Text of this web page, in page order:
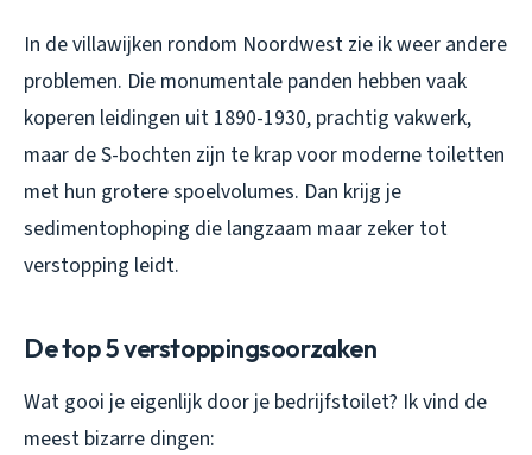
In de villawijken rondom Noordwest zie ik weer andere
problemen. Die monumentale panden hebben vaak
koperen leidingen uit 1890-1930, prachtig vakwerk,
maar de S-bochten zijn te krap voor moderne toiletten
met hun grotere spoelvolumes. Dan krijg je
sedimentophoping die langzaam maar zeker tot
verstopping leidt.
De top 5 verstoppingsoorzaken
Wat gooi je eigenlijk door je bedrijfstoilet? Ik vind de
meest bizarre dingen: